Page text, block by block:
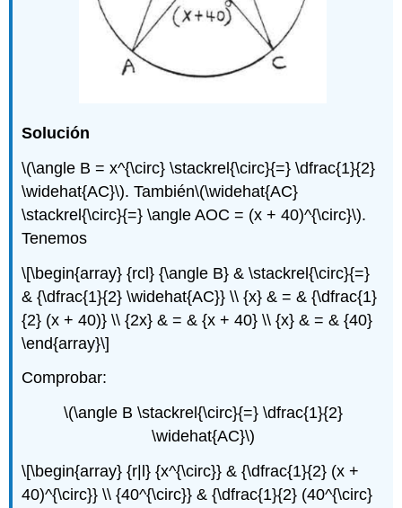
Solución
\(\angle B = x^{\circ} \stackrel{\circ}{=} \dfrac{1}{2}
\widehat{AC}\). También\(\widehat{AC}
\stackrel{\circ}{=} \angle AOC = (x + 40)^{\circ}\).
Tenemos
\[\begin{array} {rcl} {\angle B} & \stackrel{\circ}{=}
& {\dfrac{1}{2} \widehat{AC}} \\ {x} & = & {\dfrac{1}
{2} (x + 40)} \\ {2x} & = & {x + 40} \\ {x} & = & {40}
\end{array}\]
Comprobar:
\(\angle B \stackrel{\circ}{=} \dfrac{1}{2}
\widehat{AC}\)
\[\begin{array} {r|l} {x^{\circ}} & {\dfrac{1}{2} (x +
40)^{\circ}} \\ {40^{\circ}} & {\dfrac{1}{2} (40^{\circ}